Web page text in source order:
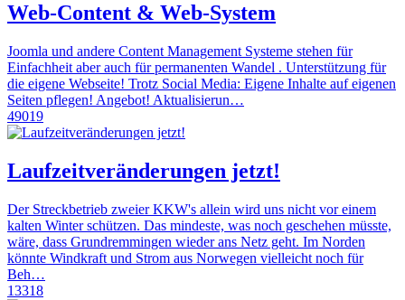
Web-Content & Web-System
Joomla und andere Content Management Systeme stehen für
Einfachheit aber auch für permanenten Wandel . Unterstützung für
die eigene Webseite! Trotz Social Media: Eigene Inhalte auf eigenen
Seiten pflegen! Angebot! Aktualisierun…
49019
Laufzeitveränderungen jetzt!
Der Streckbetrieb zweier KKW's allein wird uns nicht vor einem
kalten Winter schützen. Das mindeste, was noch geschehen müsste,
wäre, dass Grundremmingen wieder ans Netz geht. Im Norden
könnte Windkraft und Strom aus Norwegen vielleicht noch für
Beh…
13318